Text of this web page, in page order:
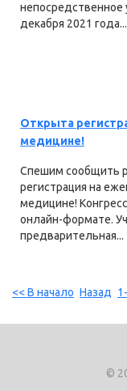
непосредственное
декабря 2021 года...
Открыта
медицине!
Спешим сообщить
регистрация на
медицине!
онлайн-формате.
предварительная...
<< В начало Назад
©